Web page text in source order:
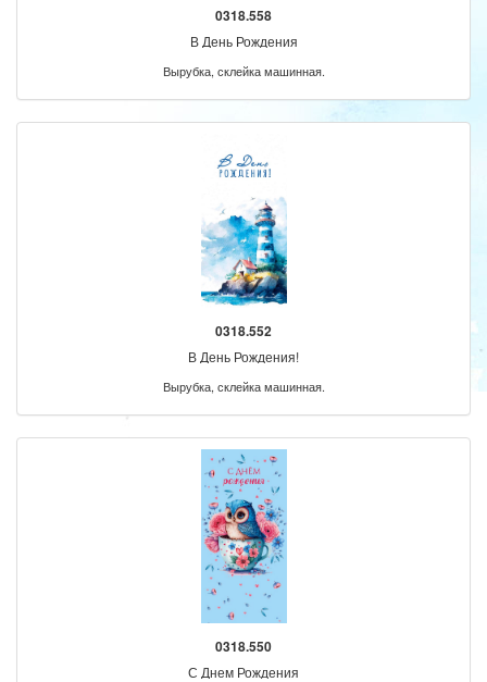
0318.558
В День Рождения
Вырубка, склейка машинная.
0318.552
В День Рождения!
Вырубка, склейка машинная.
0318.550
С Днем Рождения